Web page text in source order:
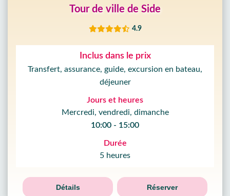
Tour de ville de Side
4.9
Inclus dans le prix
Transfert, assurance, guide, excursion en bateau,
déjeuner
Jours et heures
Mercredi, vendredi, dimanche
10:00 - 15:00
Durée
5 heures
Détails Réserver